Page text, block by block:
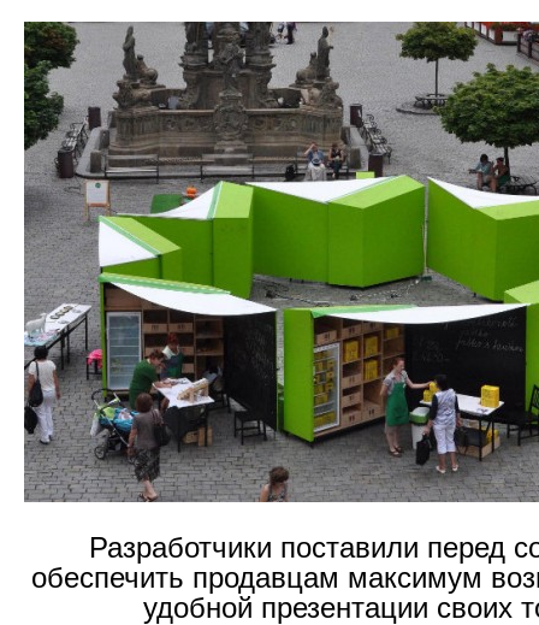
Разработчики поставили перед
обеспечить продавцам максимум
удобной презентации своих